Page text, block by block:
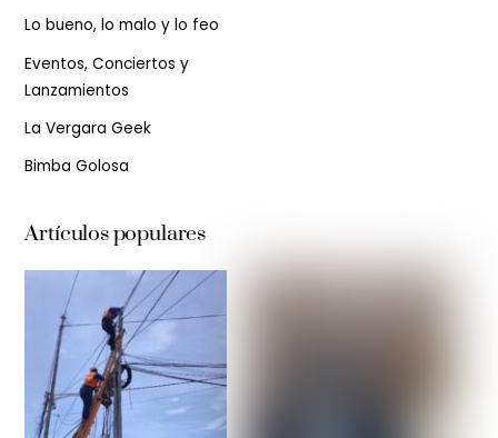
Lo bueno, lo malo y lo feo
Eventos, Conciertos y
Lanzamientos
La Vergara Geek
Bimba Golosa
Artículos populares